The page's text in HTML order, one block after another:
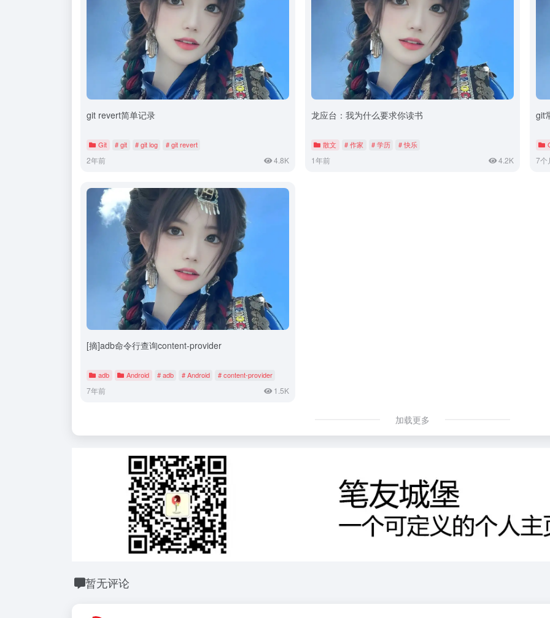
git revert简单记录
Git # git # git log # git revert
2年前 4.8K
龙应台：我为什么要求你读书
散文 # 作家 # 学历 # 快乐
1年前 4.2K
git
7个
[摘]adb命令行查询content-provider
adb Android # adb # Android # content-provider
7年前 1.5K
加载更多
暂无评论